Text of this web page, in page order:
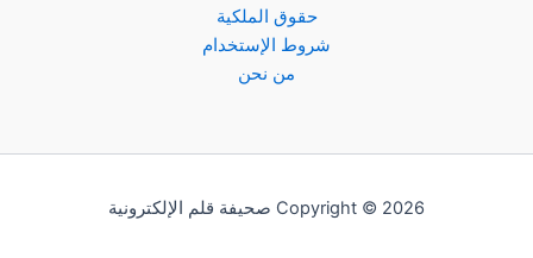
حقوق الملكية
شروط الإستخدام
من نحن
Copyright © 2026 صحيفة قلم الإلكترونية